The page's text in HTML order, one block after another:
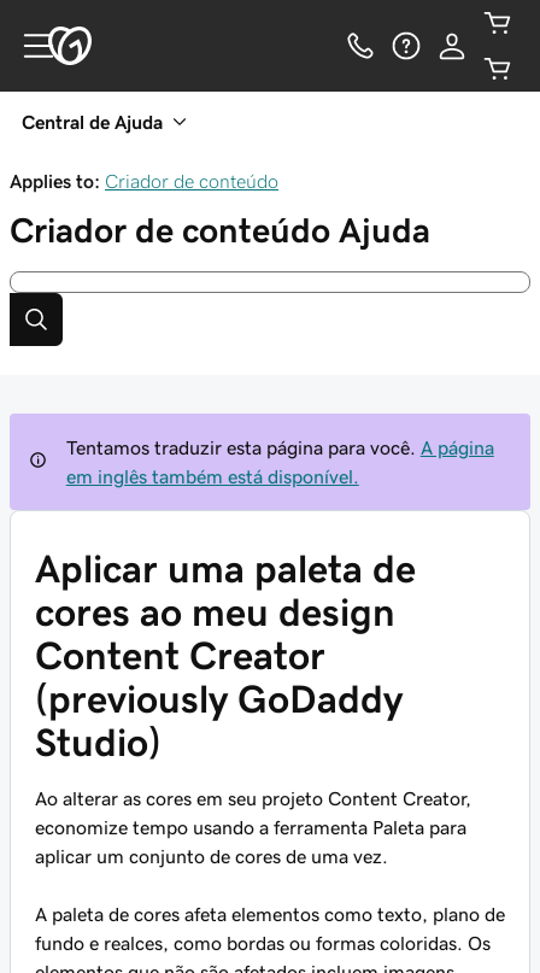
Central de Ajuda
Applies to: Criador de conteúdo
Criador de conteúdo Ajuda
Tentamos traduzir esta página para você.
A página
em inglês também está disponível.
Aplicar uma paleta de
cores ao meu design
Content Creator
(previously GoDaddy
Studio)
Ao alterar as cores em seu projeto Content Creator,
economize tempo usando a ferramenta Paleta para
aplicar um conjunto de cores de uma vez.
A paleta de cores afeta elementos como texto, plano de
fundo e realces, como bordas ou formas coloridas. Os